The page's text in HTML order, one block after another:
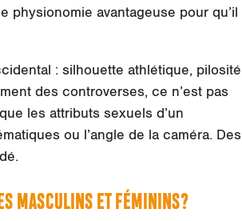
physionomie avantageuse pour qu’il
: silhouette athlétique, pilosité
des controverses, ce n’est pas
les attributs sexuels d’un
ou l’angle de la caméra. Des
MASCULINS ET FÉMININS?